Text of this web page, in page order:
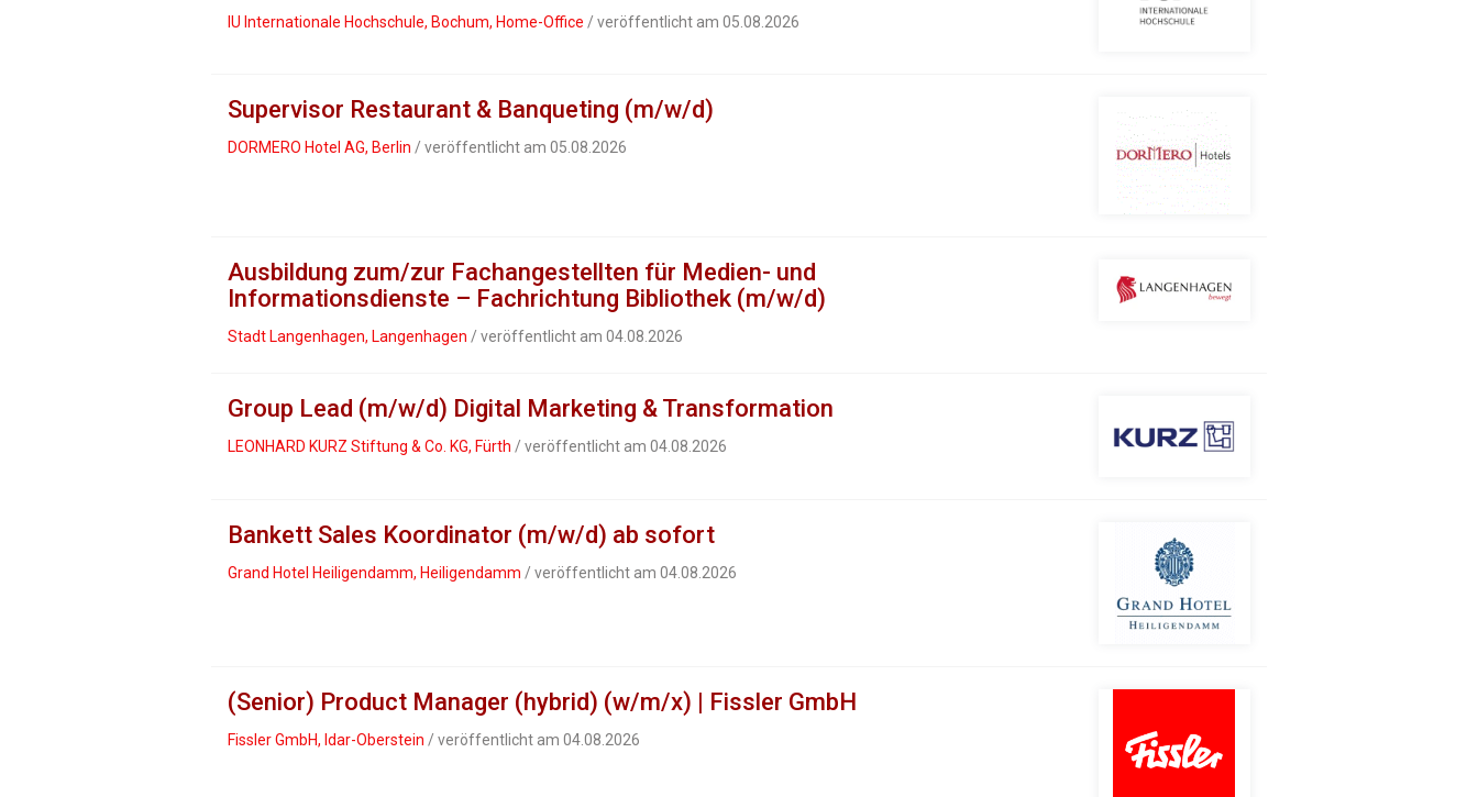
IU Internationale Hochschule, Bochum, Home-Office / veröffentlicht am 05.08.2026
Supervisor Restaurant & Banqueting (m/w/d)
DORMERO Hotel AG, Berlin / veröffentlicht am 05.08.2026
Ausbildung zum/zur Fachangestellten für Medien- und
Informations­dienste – Fachrichtung Bibliothek (m/w/d)
Stadt Langenhagen, Langenhagen / veröffentlicht am 04.08.2026
Group Lead (m/w/d) Digital Marketing & Transformation
LEONHARD KURZ Stiftung & Co. KG, Fürth / veröffentlicht am 04.08.2026
Bankett Sales Koordinator (m/w/d) ab sofort
Grand Hotel Heiligendamm, Heiligendamm / veröffentlicht am 04.08.2026
(Senior) Product Manager (hybrid) (w/m/x) | Fissler GmbH
Fissler GmbH, Idar-Oberstein / veröffentlicht am 04.08.2026